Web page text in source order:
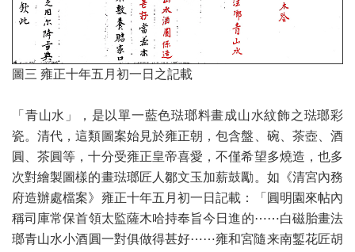
圖三 雍正十年五月初一日之記載
「青山水」，是以單一藍色琺瑯料畫成山水紋飾之琺瑯彩
瓷。清代，這類圖案始見於雍正朝，包含盤、碗、茶壺、酒
圓、茶圓等，十分受雍正皇帝喜愛，不僅希望多燒造，也多
次對繪製圖樣的畫琺瑯匠人鄒文玉加薪鼓勵。如《清宮內務
府造辦處檔案》雍正十年五月初一日記載：「圓明園來帖內
稱司庫常保首領太監薩木哈持奉旨今日進的⋯⋯白磁胎畫法
瑯青山水小酒圓一對俱做得甚好⋯⋯雍和宮隨来南鏨花匠胡